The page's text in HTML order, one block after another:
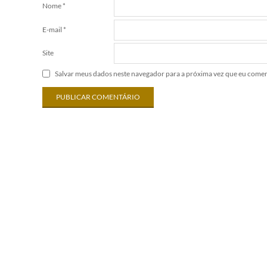
Nome *
E-mail *
Site
Salvar meus dados neste navegador para a próxima vez que eu